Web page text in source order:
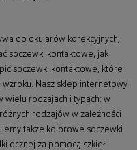
do okularów korekcyjnych,
soczewki kontaktowe, jak
soczewki kontaktowe, które
Nasz sklep internetowy
wielu rodzajach i typach: w
rodzajów w zależności
także kolorowe soczewki
ocznej za pomocą szkieł